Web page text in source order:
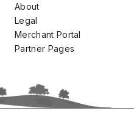
About
Legal
Merchant Portal
Partner Pages